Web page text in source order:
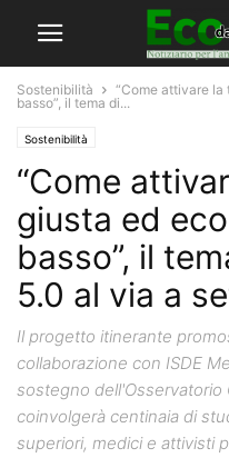
Sostenibilità
“Come attivare
basso”, il tema di...
Sostenibilità
“Come
giusta ed
basso”, il
5.0 al via a
Il progetto itinerante
collaborazione con ISDE
sostegno dell'Osservatorio
coinvolgerà centinaia di
superiori, medici e attivisti